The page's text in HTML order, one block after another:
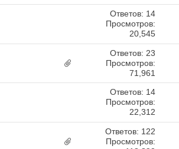
Ответов: 14
Просмотров:
20,545
Ответов: 23
Просмотров:
71,961
Ответов: 14
Просмотров:
22,312
Ответов: 122
Просмотров: